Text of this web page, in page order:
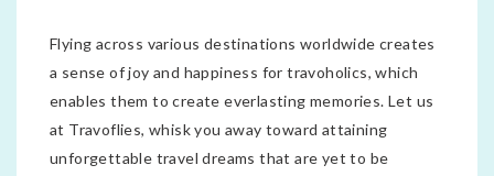
Flying across various destinations worldwide creates
a sense of joy and happiness for travoholics, which
enables them to create everlasting memories. Let us
at Travoflies, whisk you away toward attaining
unforgettable travel dreams that are yet to be